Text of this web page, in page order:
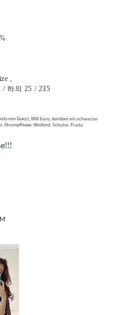
,
/ 하의 25 / 235